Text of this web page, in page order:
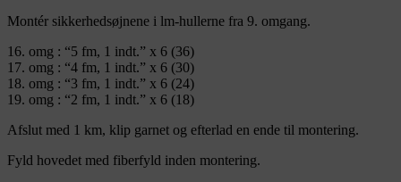
Montér sikkerhedsøjnene i lm-hullerne fra 9. omgang.
16. omg : “5 fm, 1 indt.” x 6 (36)
17. omg : “4 fm, 1 indt.” x 6 (30)
18. omg : “3 fm, 1 indt.” x 6 (24)
19. omg : “2 fm, 1 indt.” x 6 (18)
Afslut med 1 km, klip garnet og efterlad en ende til montering.
Fyld hovedet med fiberfyld inden montering.